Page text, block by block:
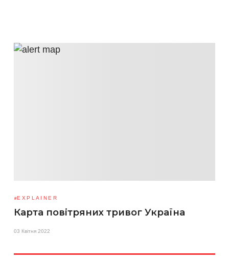
EXPLAINER
Карта повітряних тривог Україна
03 Квітня 2022